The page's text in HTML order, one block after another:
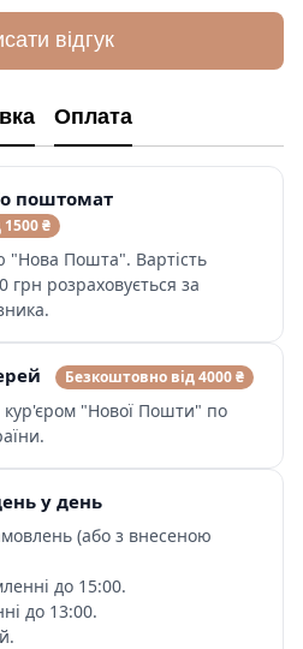
відгук
Оплата
поштомат
₴
"Нова Пошта". Вартість
грн розраховується за
Безкоштовно від 4000 ₴
кур'єром "Нової Пошти" по
у день
(або з внесеною
до 15:00.
до 13:00.